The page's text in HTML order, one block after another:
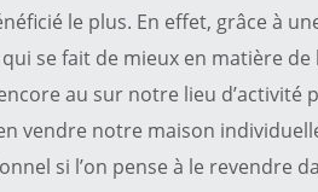
le plus. En effet, grâce à
se fait de mieux en matière de
au sur notre lieu d’activité
vendre notre maison
si l’on pense à le revendre